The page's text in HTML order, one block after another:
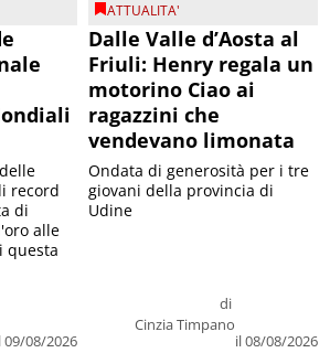
09/08/2026
record
di
alle
questa
ATTUALITA'
Dalle Valle d’Aosta al
Friuli: Henry regala un
motorino Ciao ai
ragazzini che
vendevano limonata
di
Cinzia Timpano
il 08/08/2026
Ondata di generosità per i tre
giovani della provincia di
Udine